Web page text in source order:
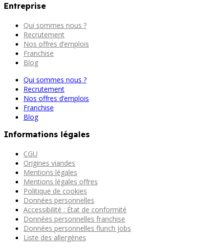
Entreprise
Qui sommes nous ?
Recrutement
Nos offres d’emplois
Franchise
Blog
Qui sommes nous ?
Recrutement
Nos offres d’emplois
Franchise
Blog
Informations légales
CGU
Origines viandes
Mentions légales
Mentions légales offres
Politique de cookies
Données personnelles
Accessibilité : État de conformité
Données personnelles franchise
Données personnelles flunch jobs
Liste des allergènes